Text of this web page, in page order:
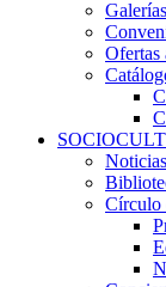
Ofertas
Noticias
Círculo